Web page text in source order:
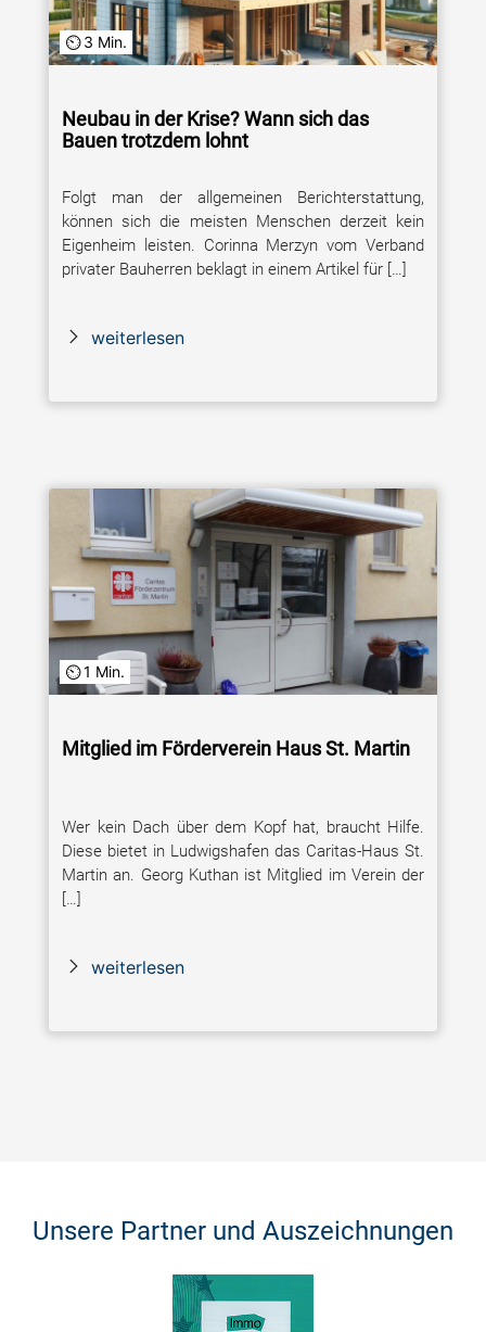
3 Min.
Neubau in der Krise? Wann sich das
Bauen trotzdem lohnt
Folgt man der allgemeinen Berichterstattung,
können sich die meisten Menschen derzeit kein
Eigenheim leisten. Corinna Merzyn vom Verband
privater Bauherren beklagt in einem Artikel für […]
weiterlesen
1 Min.
Mitglied im Förderverein Haus St. Martin
Wer kein Dach über dem Kopf hat, braucht Hilfe.
Diese bietet in Ludwigshafen das Caritas-Haus St.
Martin an. Georg Kuthan ist Mitglied im Verein der
[…]
weiterlesen
Unsere Partner und Auszeichnungen